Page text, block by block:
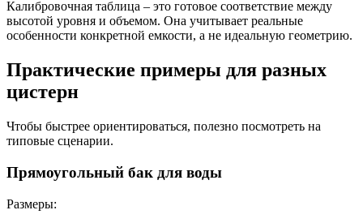
Калибровочная таблица – это готовое соответствие между
высотой уровня и объемом. Она учитывает реальные
особенности конкретной емкости, а не идеальную геометрию.
Практические примеры для разных
цистерн
Чтобы быстрее ориентироваться, полезно посмотреть на
типовые сценарии.
Прямоугольный бак для воды
Размеры: